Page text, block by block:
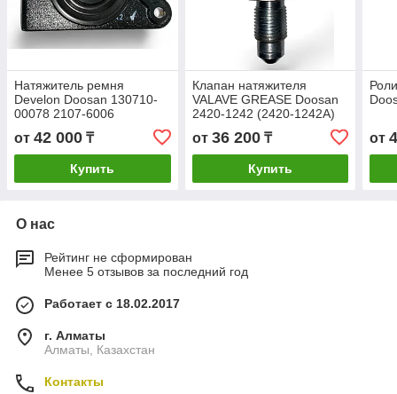
Натяжитель ремня
Develon Doosan 130710-
00078 2107-6006
от 42 000 ₸
Купить
Клапан натяжителя
VALAVE GREASE Doosan
2420-1242 (2420-1242A)
от 36 200₸
Купить
от
О нас
Рейтинг не сформирован
Менее 5 отзывов за последний год
Работает с 18.02.2017
г. Алматы
Алматы, Казахстан
Контакты